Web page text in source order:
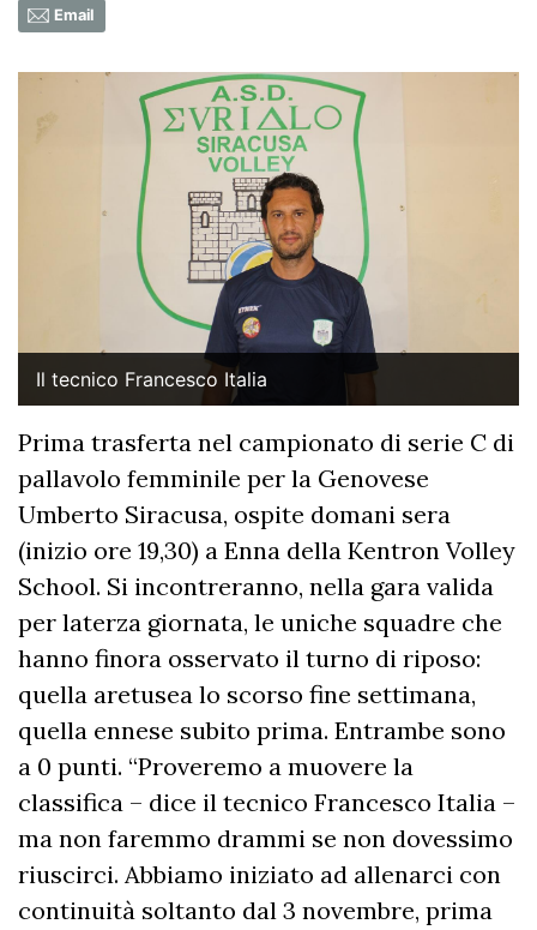
Email
Il tecnico Francesco Italia
Prima trasferta nel campionato di serie C di
pallavolo femminile per la Genovese
Umberto Siracusa, ospite domani sera
(inizio ore 19,30) a Enna della Kentron Volley
School. Si incontreranno, nella gara valida
per laterza giornata, le uniche squadre che
hanno finora osservato il turno di riposo:
quella aretusea lo scorso fine settimana,
quella ennese subito prima. Entrambe sono
a 0 punti. “Proveremo a muovere la
classifica – dice il tecnico Francesco Italia –
ma non faremmo drammi se non dovessimo
riuscirci. Abbiamo iniziato ad allenarci con
continuità soltanto dal 3 novembre, prima